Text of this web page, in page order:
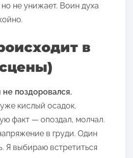
не унижает. Воин духа
в
не поздоровался.
кислый осадок.
факт — опоздал, молчал.
в груди. Один
Я выбираю встретиться